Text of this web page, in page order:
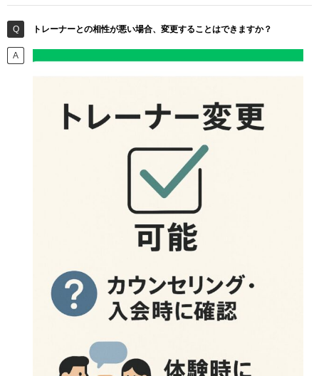
トレーナーとの相性が悪い場合、変更することはできますか？